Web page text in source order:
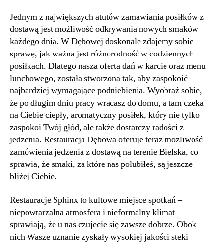
Jednym z największych atutów zamawiania posiłków z
dostawą jest możliwość odkrywania nowych smaków
każdego dnia. W Dębowej doskonale zdajemy sobie
sprawę, jak ważna jest różnorodność w codziennych
posiłkach. Dlatego nasza oferta dań w karcie oraz menu
lunchowego, została stworzona tak, aby zaspokoić
najbardziej wymagające podniebienia. Wyobraź sobie,
że po długim dniu pracy wracasz do domu, a tam czeka
na Ciebie ciepły, aromatyczny posiłek, który nie tylko
zaspokoi Twój głód, ale także dostarczy radości z
jedzenia. Restauracja Dębowa oferuje teraz możliwość
zamówienia jedzenia z dostawą na terenie Bielska, co
sprawia, że smaki, za które nas polubiłeś, są jeszcze
bliżej Ciebie.
Restauracje Sphinx to kultowe miejsce spotkań –
niepowtarzalna atmosfera i nieformalny klimat
sprawiają, że u nas czujecie się zawsze dobrze. Obok
nich Wasze uznanie zyskały wysokiej jakości steki